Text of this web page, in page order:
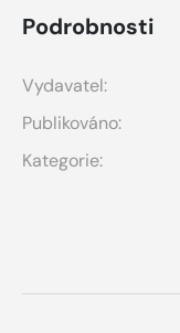
Podrobnosti
Vydavatel:
Publikováno:
Kategorie: